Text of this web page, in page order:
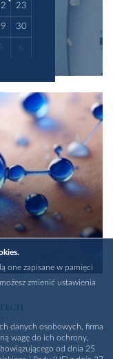
23
30
5 6
one zapisane w pamięci
zmienić ustawienia
danych osobowych, firma
wagę do ich ochrony,
od dnia 25